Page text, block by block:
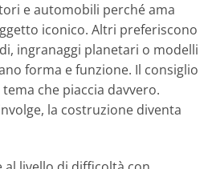
e automobili perché ama
iconico. Altri preferiscono
ingranaggi planetari o modelli
forma e funzione. Il consiglio
che piaccia davvero.
la costruzione diventa